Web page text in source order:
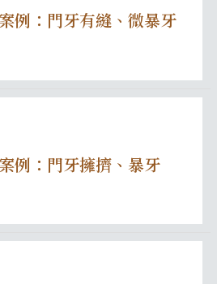
例：門牙有縫、微暴牙
例：門牙擁擠、暴牙